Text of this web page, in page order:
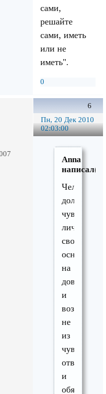
сами,
решайте
сами, иметь
или не
иметь".
0
6
Пн, 20 Дек 2010
02:03:00
Anna
Человек
должен
личную
свободу,
на
доверии,
и
не
из
чувства
и